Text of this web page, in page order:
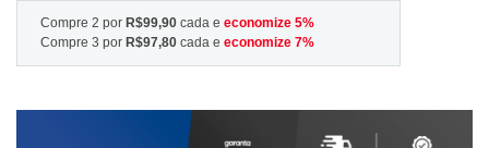
Compre 2 por R$99,90 cada e economize 5%
Compre 3 por R$97,80 cada e economize 7%